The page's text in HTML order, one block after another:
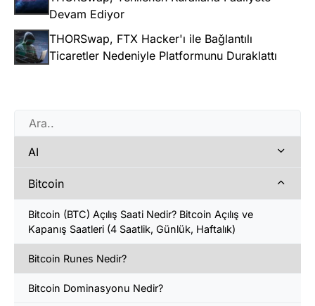
Devam Ediyor
THORSwap, FTX Hacker'ı ile Bağlantılı
Ticaretler Nedeniyle Platformunu Duraklattı
AI
Bitcoin
Bitcoin (BTC) Açılış Saati Nedir? Bitcoin Açılış ve
Kapanış Saatleri (4 Saatlik, Günlük, Haftalık)
Bitcoin Runes Nedir?
Bitcoin Dominasyonu Nedir?